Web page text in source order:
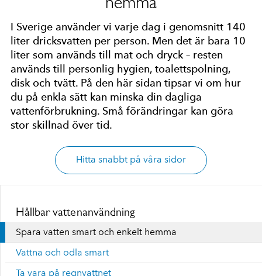
I Sverige använder vi varje dag i genomsnitt 140
liter dricksvatten per person. Men det är bara 10
liter som används till mat och dryck – resten
används till personlig hygien, toalettspolning,
disk och tvätt. På den här sidan tipsar vi om hur
du på enkla sätt kan minska din dagliga
vattenförbrukning. Små förändringar kan göra
stor skillnad över tid.
Hitta snabbt på våra sidor
Hållbar vattenanvändning
Spara vatten smart och enkelt hemma
Vattna och odla smart
Ta vara på regnvattnet